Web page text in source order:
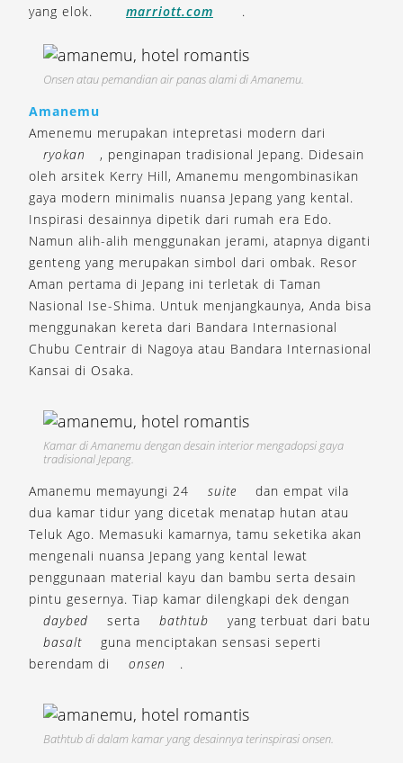
yang elok.
marriott.com .
Onsen atau pemandian air panas alami di Amanemu.
Amanemu
Amenemu merupakan intepretasi modern dari
ryokan
, penginapan tradisional Jepang. Didesain
oleh arsitek Kerry Hill, Amanemu mengombinasikan
gaya modern minimalis nuansa Jepang yang kental.
Inspirasi desainnya dipetik dari rumah era Edo.
Namun alih-alih menggunakan jerami, atapnya diganti
genteng yang merupakan simbol dari ombak. Resor
Aman pertama di Jepang ini terletak di Taman
Nasional Ise-Shima. Untuk menjangkaunya, Anda bisa
menggunakan kereta dari Bandara Internasional
Chubu Centrair di Nagoya atau Bandara Internasional
Kansai di Osaka.
Kamar di Amanemu dengan desain interior mengadopsi gaya
tradisional Jepang.
Amanemu memayungi 24 suite
dan empat vila
dua kamar tidur yang dicetak menatap hutan atau
Teluk Ago. Memasuki kamarnya, tamu seketika akan
mengenali nuansa Jepang yang kental lewat
penggunaan material kayu dan bambu serta desain
pintu gesernya. Tiap kamar dilengkapi dek dengan
daybed
serta bathtub
yang terbuat dari batu
basalt
guna menciptakan sensasi seperti
berendam di
onsen .
Bathtub di dalam kamar yang desainnya terinspirasi onsen.